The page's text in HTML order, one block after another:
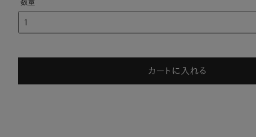
カートに入れる